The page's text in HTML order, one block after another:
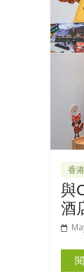
香港
與
酒